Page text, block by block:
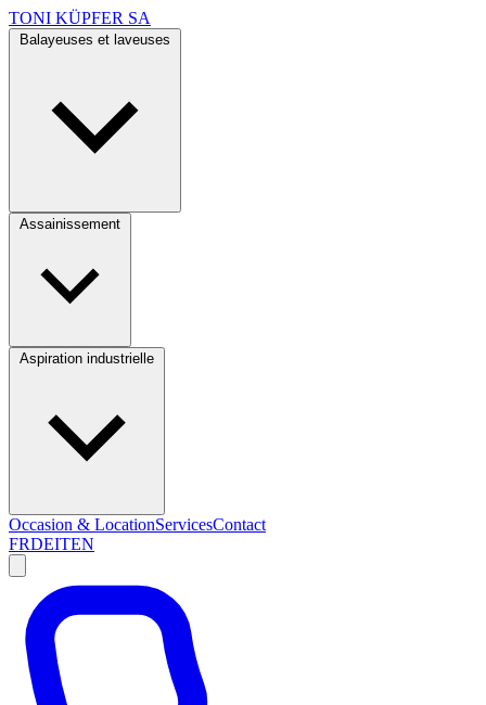
TONI KÜPFER SA
Occasion & LocationServicesContact
FRDEITEN